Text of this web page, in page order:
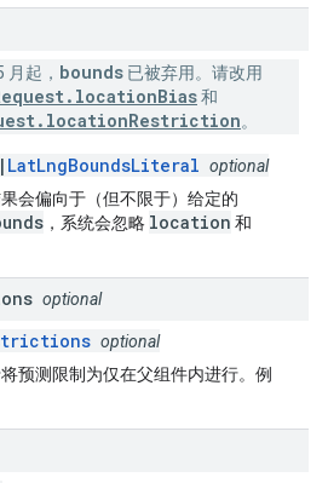
月起， bounds 已被弃用。请改用
和
。
| LatLngBoundsLiteral optional
会偏向于（但不限于）给定的
，系统会忽略 location 和
optional
optional
预测限制为仅在父组件内进行。例